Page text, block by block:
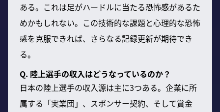
ある。これは足がハードルに当たる恐怖感があるた
めかもしれない。この技術的な課題と心理的な恐怖
感を克服できれば、さらなる記録更新が期待でき
る。
Q. 陸上選手の収入はどうなっているのか？
日本の陸上選手の収入源は主に3つある。企業に所
属する「実業団」、スポンサー契約、そして賞金